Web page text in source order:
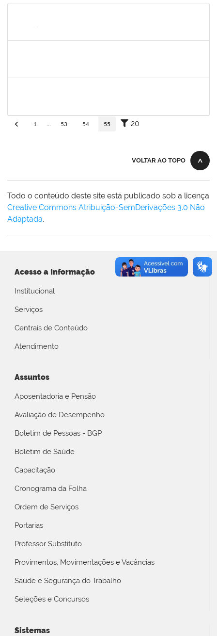
Processo
1 53 54 55 20
VOLTAR AO TOPO
Todo o conteúdo deste site está publicado sob a licença
Creative Commons Atribuição-SemDerivações 3.0 Não
Adaptada.
Acesso a Informação
Institucional
Serviços
Centrais de Conteúdo
Atendimento
Assuntos
Aposentadoria e Pensão
Avaliação de Desempenho
Boletim de Pessoas - BGP
Boletim de Saúde
Capacitação
Cronograma da Folha
Ordem de Serviços
Portarias
Professor Substituto
Provimentos, Movimentações e Vacâncias
Saúde e Segurança do Trabalho
Seleções e Concursos
Sistemas